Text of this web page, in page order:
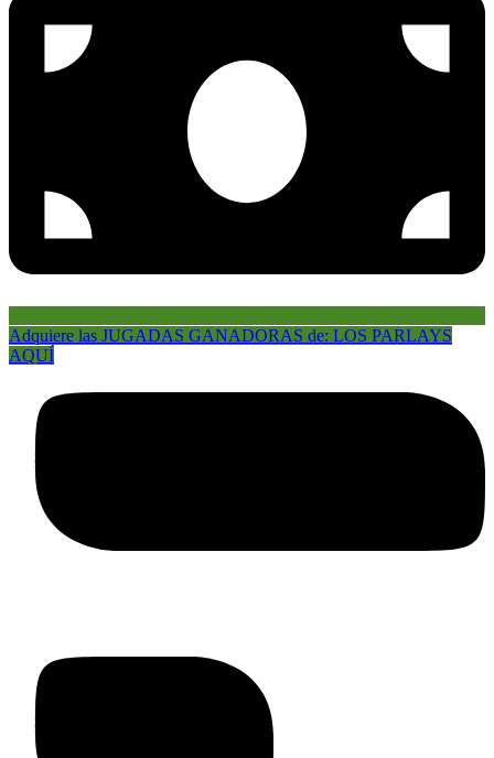
Adquiere las JUGADAS GANADORAS de: LOS PARLAYS
AQUÍ